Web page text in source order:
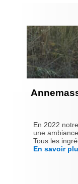
En 2022
une
Tous les
En savoir